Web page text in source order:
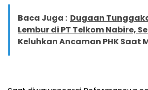
Baca Juga : Dugaan
Lembur di PT Telkom Nabire,
Keluhkan Ancaman PHK Saat